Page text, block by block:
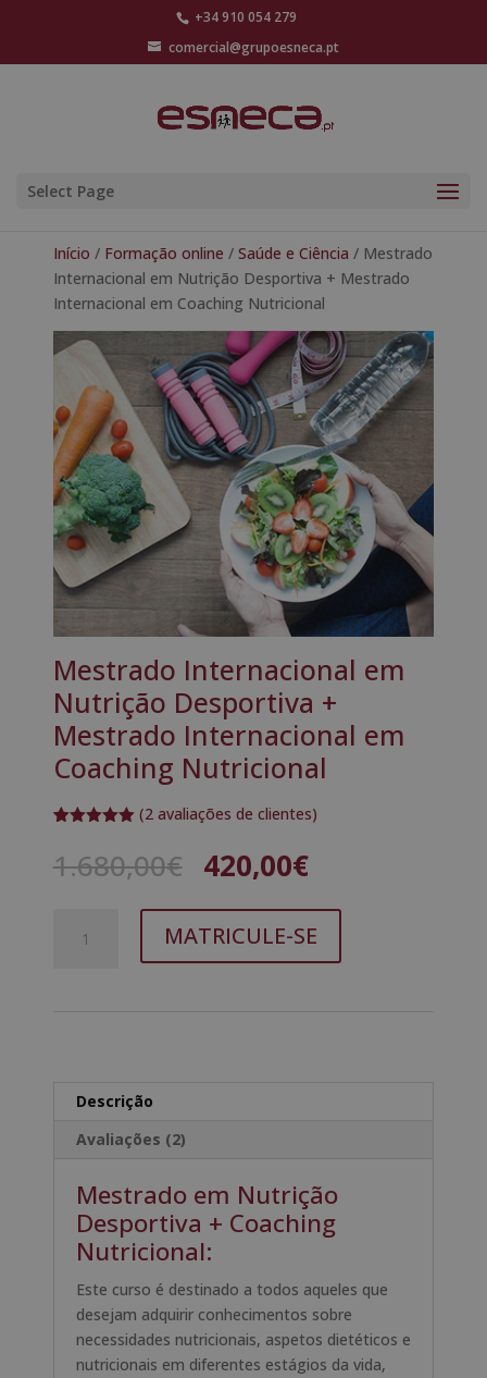
+34 910 054 279
comercial@grupoesneca.pt
Select Page
Início / Formação online / Saúde e Ciência / Mestrado
Internacional em Nutrição Desportiva + Mestrado
Internacional em Coaching Nutricional
Mestrado Internacional em
Nutrição Desportiva +
Mestrado Internacional em
Coaching Nutricional
5.00em 5
clientes
(2 avaliações de clientes)
1.680,00€ O
preço
original
era:
1.680,00€.
420,00€O
preço
atual
é:
420,00€.
Internacional
Coaching
Nutricional
MATRICULE-SE
Descrição
Avaliações (2)
Mestrado em Nutrição
Desportiva + Coaching
Nutricional:
Este curso é destinado a todos aqueles que
desejam adquirir conhecimentos sobre
necessidades nutricionais, aspetos dietéticos e
nutricionais em diferentes estágios da vida,